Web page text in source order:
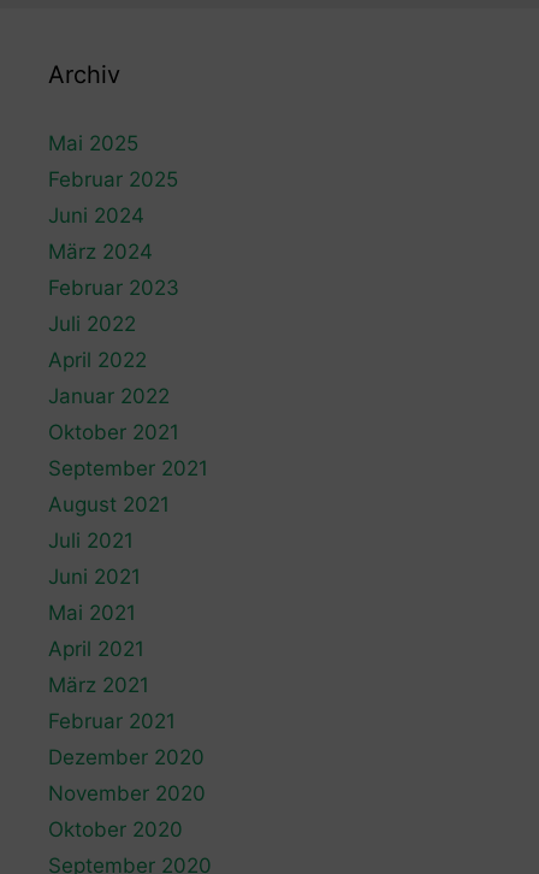
Archiv
Mai 2025
Februar 2025
Juni 2024
März 2024
Februar 2023
Juli 2022
April 2022
Januar 2022
Oktober 2021
September 2021
August 2021
Juli 2021
Juni 2021
Mai 2021
April 2021
März 2021
Februar 2021
Dezember 2020
November 2020
Oktober 2020
September 2020